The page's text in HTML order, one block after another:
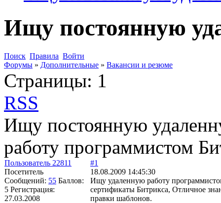
Ищу постоянную
Поиск Правила Войти
Форумы » Дополнительные » Вакансии и резюме
Страницы: 1
RSS
Ищу постоянную
работу программистом
Пользователь 22811
Посетитель
Сообщений: 55 Баллов:
5 Регистрация:
27.03.2008
#1
18.08.2009 14:45:30
Ищу удаленную работу
сертификаты Битрикса, Отличное
правки шаблонов.